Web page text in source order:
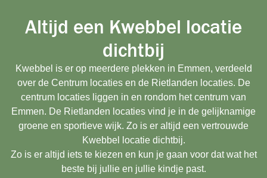
Altijd een Kwebbel locatie
dichtbij
Kwebbel is er op meerdere plekken in Emmen, verdeeld
over de Centrum locaties en de Rietlanden locaties. De
centrum locaties liggen in en rondom het centrum van
Emmen. De Rietlanden locaties vind je in de gelijknamige
groene en sportieve wijk. Zo is er altijd een vertrouwde
Kwebbel locatie dichtbij.
Zo is er altijd iets te kiezen en kun je gaan voor dat wat het
beste bij jullie en jullie kindje past.